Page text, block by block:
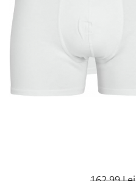
Kit-uri automatizari porti si usi
garaj
Mobila dormitor
Mobila gradina & terasa
Mobila Living & Dining
Organizare si depozitare
Rafturi